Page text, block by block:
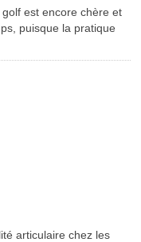
est encore chère et
puisque la pratique
articulaire chez les